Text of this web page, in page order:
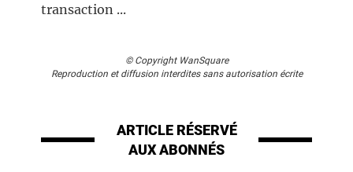
transaction ...
© Copyright WanSquare
Reproduction et diffusion interdites sans autorisation écrite
ARTICLE RÉSERVÉ
AUX ABONNÉS